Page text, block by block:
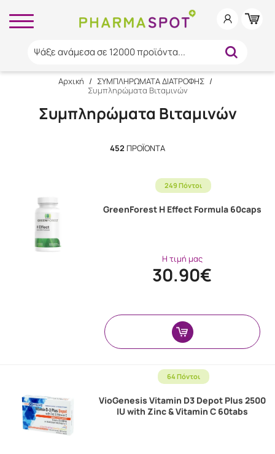
Ψάξε ανάμεσα σε 12000 προϊόντα...
Αρχική / ΣΥΜΠΛΗΡΩΜΑΤΑ ΔΙΑΤΡΟΦΗΣ /
Συμπληρώματα Βιταμινών
Συμπληρώματα Βιταμινών
452 ΠΡΟΪΌΝΤΑ
249 Πόντοι
GreenForest H Effect Formula 60caps
Η τιμή μας
30.90€
64 Πόντοι
VioGenesis Vitamin D3 Depot Plus 2500
IU with Zinc & Vitamin C 60tabs